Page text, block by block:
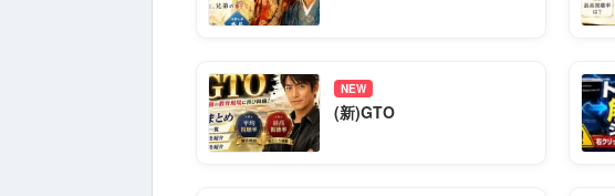
NEW
(新)GTO